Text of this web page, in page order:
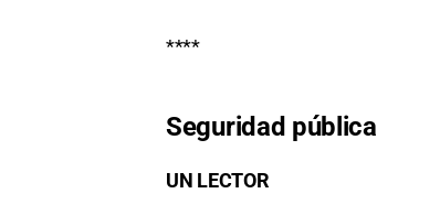
****
Seguridad pública
UN LECTOR